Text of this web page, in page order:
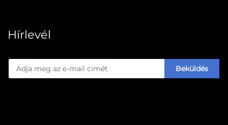
történő gyártására terveztek. Ez az ipari szintű
Hírlevél
Beküldés